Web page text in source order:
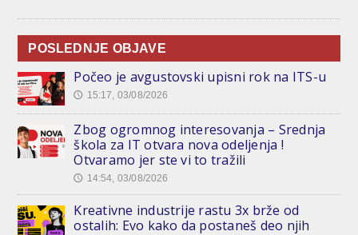
POSLEDNJE OBJAVE
Počeo je avgustovski upisni rok na ITS-u
🕔 15:17, 03/08/2026
Zbog ogromnog interesovanja – Srednja
škola za IT otvara nova odeljenja !
Otvaramo jer ste vi to tražili
🕔 14:54, 03/08/2026
Kreativne industrije rastu 3x brže od
ostalih: Evo kako da postaneš deo njih